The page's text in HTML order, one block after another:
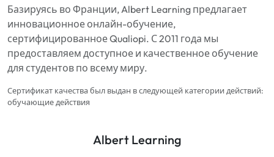
Базируясь во Франции, Albert Learning предлагает
инновационное онлайн-обучение,
сертифицированное Qualiopi. С 2011 года мы
предоставляем доступное и качественное обучение
для студентов по всему миру.
Сертификат качества был выдан в следующей категории действий:
обучающие действия
Albert Learning